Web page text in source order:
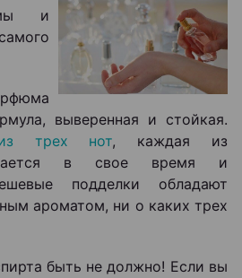
и
выверенная и стойкая.
трех нот, каждая из
в свое время и
подделки обладают
ароматом, ни о каких трех
быть не должно! Если вы